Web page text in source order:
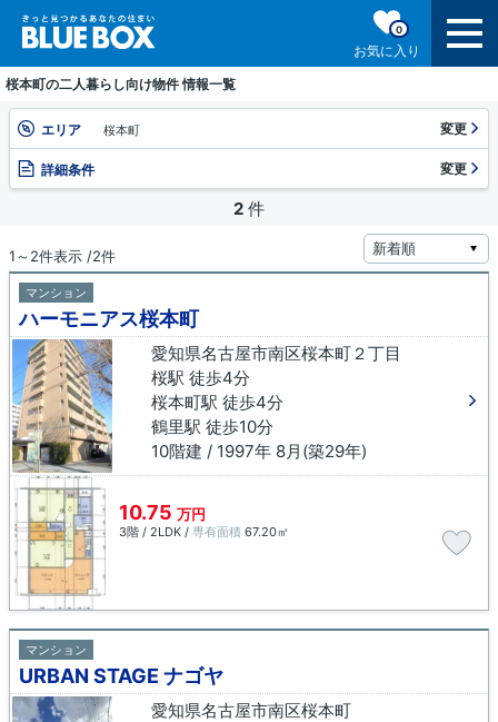
お気に入り
0
桜本町の二人暮らし向け物件 情報一覧
エリア 桜本町 変更
詳細条件 変更
2 件
1～2件表示 /2件
マンション
ハーモニアス桜本町
愛知県名古屋市南区桜本町２丁目
桜駅 徒歩4分
桜本町駅 徒歩4分
鶴里駅 徒歩10分
10階建 / 1997年 8月(築29年)
10.75 万円
3階 / 2LDK / 専有面積 67.20㎡
マンション
URBAN STAGE ナゴヤ
愛知県名古屋市南区桜本町